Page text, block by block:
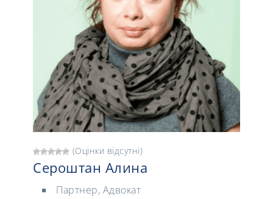
(Оцінки відсутні)
Сероштан Алина
Партнер, Адвокат